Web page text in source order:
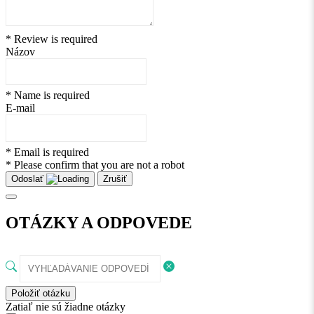
* Review is required
Názov
* Name is required
E-mail
* Email is required
* Please confirm that you are not a robot
Odoslať Zrušiť
OTÁZKY A ODPOVEDE
Položiť otázku
Zatiaľ nie sú žiadne otázky